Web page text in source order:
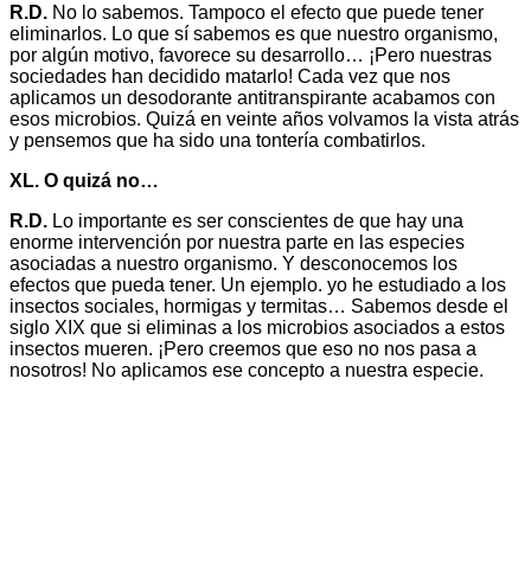
R.D. No lo sabemos. Tampoco el efecto que puede tener
eliminarlos. Lo que sí sabemos es que nuestro organismo,
por algún motivo, favorece su desarrollo… ¡Pero nuestras
sociedades han decidido matarlo! Cada vez que nos
aplicamos un desodorante antitranspirante acabamos con
esos microbios. Quizá en veinte años volvamos la vista atrás
y pensemos que ha sido una tontería combatirlos.
XL. O quizá no…
R.D. Lo importante es ser conscientes de que hay una
enorme intervención por nuestra parte en las especies
asociadas a nuestro organismo. Y desconocemos los
efectos que pueda tener. Un ejemplo. yo he estudiado a los
insectos sociales, hormigas y termitas… Sabemos desde el
siglo XIX que si eliminas a los microbios asociados a estos
insectos mueren. ¡Pero creemos que eso no nos pasa a
nosotros! No aplicamos ese concepto a nuestra especie.